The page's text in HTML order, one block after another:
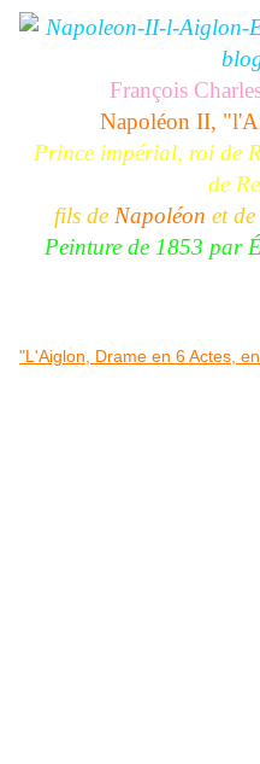
François
Napoléon II,
Prince impérial, roi de
de
fils de Napoléon et de
Peinture de 1853 par
"L'Aiglon, Drame en 6 Actes,